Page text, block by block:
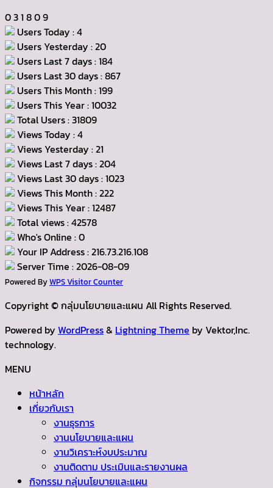
031 809
Users Today : 4
Users Yesterday : 20
Users Last 7 days : 184
Users Last 30 days : 867
Users This Month : 199
Users This Year : 10032
Total Users : 31809
Views Today : 4
Views Yesterday : 21
Views Last 7 days : 204
Views Last 30 days : 1023
Views This Month : 222
Views This Year : 12487
Total views : 42578
Who's Online : 0
Your IP Address : 216.73.216.108
Server Time : 2026-08-09
Powered ByWPS Visitor Counter
Copyright © กลุ่มนโยบายและแผน All Rights Reserved.
Powered by WordPress& Lightning Theme by Vektor,Inc.
technology.
MENU
หน้าหลัก
เกี่ยวกับเรา
งานธุรการ
งานนโยบายและแผน
งานวิเคราะห์งบประมาณ
งานติดตาม ประเมินและรายงานผล
กิจกรรม กลุ่มนโยบายและแผน